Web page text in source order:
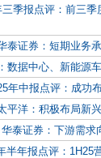
三季报点评：前三
泰证券：短期业务
数据中心、新能源
年中报点评：成功
平洋：积极布局新
华泰证券：下游需求
半年报点评：1H25